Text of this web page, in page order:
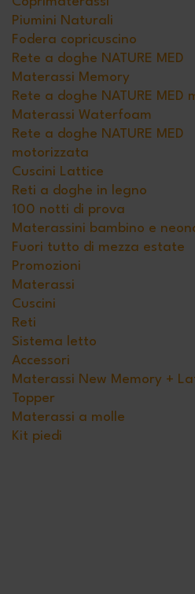
Piumini Naturali
Fodera copricuscino
Rete a doghe NATURE MED
Materassi Memory
Rete a doghe NATURE MED
Materassi Waterfoam
Rete a doghe NATURE MED
motorizzata
Cuscini Lattice
Reti a doghe in legno
100 notti di prova
Materassini bambino e
Fuori tutto di mezza estate
Promozioni
Materassi
Cuscini
Reti
Sistema letto
Accessori
Materassi New Memory +
Topper
Materassi a molle
Kit piedi